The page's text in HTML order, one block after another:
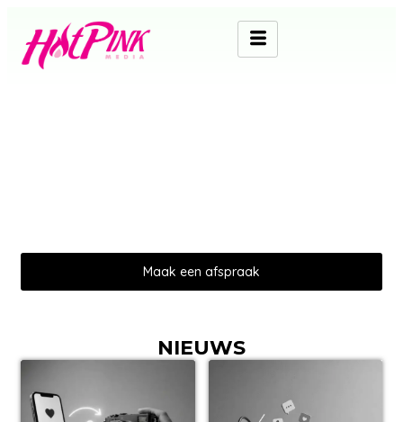
Maak een afspraak
NIEUWS